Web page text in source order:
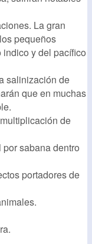
La gran
pequeños
y del pacífico
salinización de
que en muchas
de
sabana dentro
portadores de